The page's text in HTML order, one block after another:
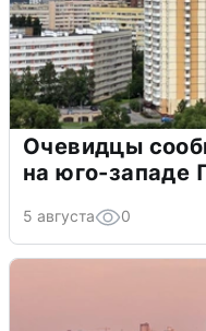
Очевидцы
на юго-западе
5 августа 0